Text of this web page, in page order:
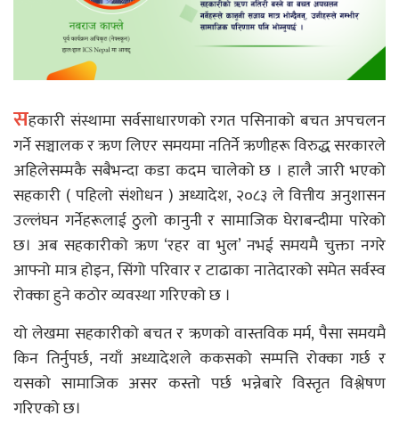
सहकारी संस्थामा सर्वसाधारणको रगत पसिनाको बचत अपचलन
गर्ने सञ्चालक र ऋण लिएर समयमा नतिर्ने ऋणीहरू विरुद्ध सरकारले
अहिलेसम्मकै सबैभन्दा कडा कदम चालेको छ । हालै जारी भएको
सहकारी ( पहिलो संशोधन ) अध्यादेश, २०८३ ले वित्तीय अनुशासन
उल्लंघन गर्नेहरूलाई ठुलो कानुनी र सामाजिक घेराबन्दीमा पारेको
छ। अब सहकारीको ऋण ‘रहर वा भुल’ नभई समयमै चुक्ता नगरे
आफ्नो मात्र होइन, सिंगो परिवार र टाढाका नातेदारको समेत सर्वस्व
रोक्का हुने कठोर व्यवस्था गरिएको छ ।
यो लेखमा सहकारीको बचत र ऋणको वास्तविक मर्म, पैसा समयमै
किन तिर्नुपर्छ, नयाँ अध्यादेशले ककसको सम्पत्ति रोक्का गर्छ र
यसको सामाजिक असर कस्तो पर्छ भन्नेबारे विस्तृत विश्लेषण
गरिएको छ।